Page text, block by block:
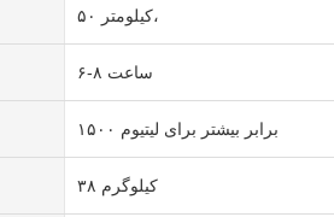
۵۰ کیلومتر،
۶-۸ ساعت
۱۵۰۰ برابر بیشتر برای لیتیوم
۳۸ کیلوگرم